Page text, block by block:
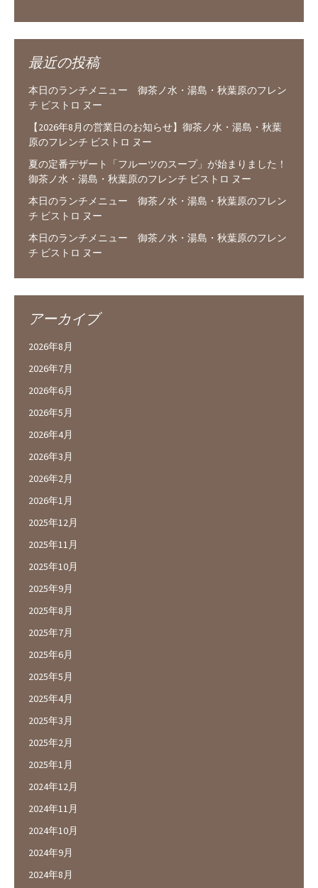
最近の投稿
本日のランチメニュー 御茶ノ水・湯島・秋葉原のフレン
チ ビストロ ヌー
【2026年8月の営業日のお知らせ】御茶ノ水・湯島・秋葉
原のフレンチ ビストロ ヌー
夏の定番デザート「フルーツのスープ」が始まりました！
御茶ノ水・湯島・秋葉原のフレンチ ビストロ ヌー
本日のランチメニュー 御茶ノ水・湯島・秋葉原のフレン
チ ビストロ ヌー
本日のランチメニュー 御茶ノ水・湯島・秋葉原のフレン
チ ビストロ ヌー
アーカイブ
2026年8月
2026年7月
2026年6月
2026年5月
2026年4月
2026年3月
2026年2月
2026年1月
2025年12月
2025年11月
2025年10月
2025年9月
2025年8月
2025年7月
2025年6月
2025年5月
2025年4月
2025年3月
2025年2月
2025年1月
2024年12月
2024年11月
2024年10月
2024年9月
2024年8月